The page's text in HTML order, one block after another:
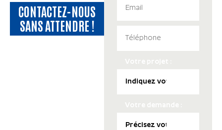
CONTACTEZ-NOUS
SANS ATTENDRE !